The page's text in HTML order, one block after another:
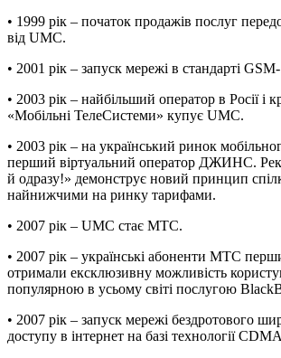
• 1999 рік – початок продажів послуг
від UMC.
• 2001 рік – запуск мережі в стандарті
• 2003 рік – найбільший оператор в Росії
«Мобільні ТелеСистеми» купує UMC.
• 2003 рік – на український ринок
перший віртуальний оператор ДЖИНС.
й одразу!» демонструє новий принцип
найнижчими на ринку тарифами.
• 2007 рік – UMC стає МТС.
• 2007 рік – українські абоненти МТС
отримали ексклюзивну можливість
популярною в усьому світі послугою
• 2007 рік – запуск мережі бездротового
доступу в інтернет на базі технології